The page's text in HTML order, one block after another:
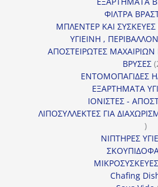
ΦΙΛΤΡΑ
ΜΠΛΕΝΤΕΡ ΚΑΙ
ΥΓΙΕΙΝΗ ,
ΑΠΟΣΤΕΙΡΩΤΕΣ ΜΑΧΑΙΡΙΩΝ
ΒΡΥΣΕΣ
ΕΝΤΟΜΟΠΑΓΙΔΕΣ
ΕΞΑΡΤΗΜΑΤΑ
ΙΟΝΙΣΤΕΣ -
ΛΙΠΟΣΥΛΛΕΚΤΕΣ ΓΙΑ
1
ΝΙΠΤΗΡΕΣ
ΜΙΚΡΟΣΥΣΚΕΥΕΣ
Chafing